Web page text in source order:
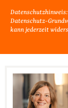
Datenschutz-
kann jederzeit